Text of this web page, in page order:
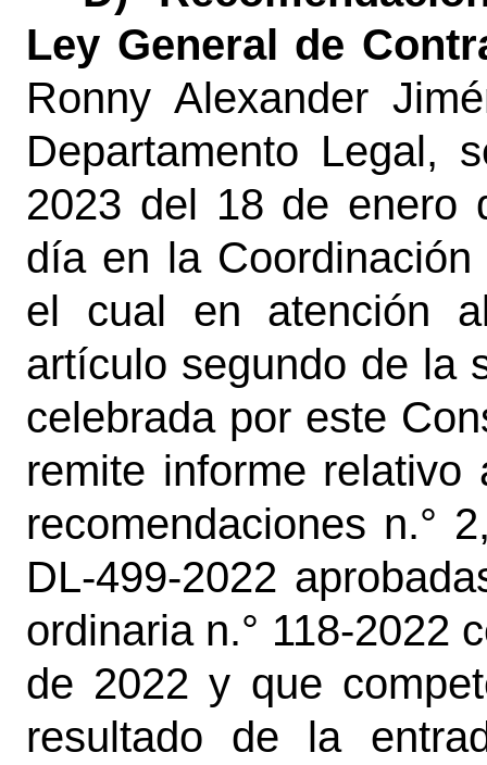
Ley General de
Ronny Alexander
Departamento Legal,
2023 del 18 de enero
día en la
el cual en atención
artículo segundo de la
celebrada por este
remite informe
recomendaciones n.°
DL-499-2022
ordinaria n.° 118-2022
de 2022 y que
resultado de la